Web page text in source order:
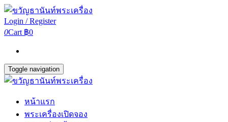
Login / Register
0Cart ฿0
Toggle navigation
หน้าแรก
พระเครื่องเปิดจอง